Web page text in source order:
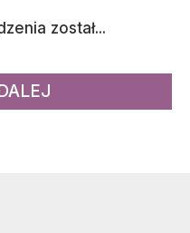
został...